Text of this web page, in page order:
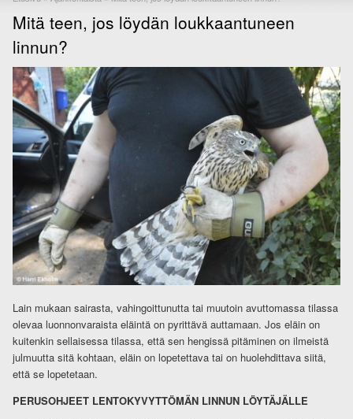
Mitä teen, jos löydän loukkaantuneen
linnun?
Lain mukaan sairasta, vahingoittunutta tai muutoin avuttomassa tilassa
olevaa luonnonvaraista eläintä on pyrittävä auttamaan. Jos eläin on
kuitenkin sellaisessa tilassa, että sen hengissä pitäminen on ilmeistä
julmuutta sitä kohtaan, eläin on lopetettava tai on huolehdittava siitä,
että se lopetetaan.
PERUSOHJEET LENTOKYVYTTÖMÄN LINNUN LÖYTÄJÄLLE